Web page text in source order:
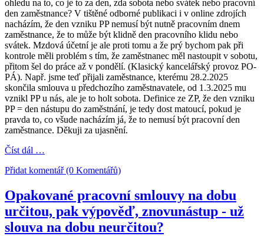
ohledu na to, co je to za den, zda sobota nebo svátek nebo pracovní
den zaměstnance? V tištěné odborné publikaci i v online zdrojích
nacházím, že den vzniku PP nemusí být nutně pracovním dnem
zaměstnance, že to může být klidně den pracovního klidu nebo
svátek. Mzdová účetní je ale proti tomu a že prý bychom pak při
kontrole měli problém s tím, že zaměstnanec měl nastoupit v sobotu,
přitom šel do práce až v pondělí. (Klasický kancelářský provoz PO-
PÁ). Např. jsme teď přijali zaměstnance, kterému 28.2.2025
skončila smlouva u předchozího zaměstnavatele, od 1.3.2025 mu
vznikl PP u nás, ale je to holt sobota. Definice ze ZP, že den vzniku
PP = den nástupu do zaměstnání, je tedy dost matoucí, pokud je
pravda to, co všude nacházím já, že to nemusí být pracovní den
zaměstnance. Děkuji za ujasnění.
Číst dál …
Přidat komentář (0 Komentářů)
Opakované pracovní smlouvy na dobu
určitou, pak výpověď, znovunástup - už
slouva na dobu neurčitou?